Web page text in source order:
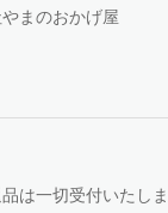
まのおかげ屋
は一切受付いたしま